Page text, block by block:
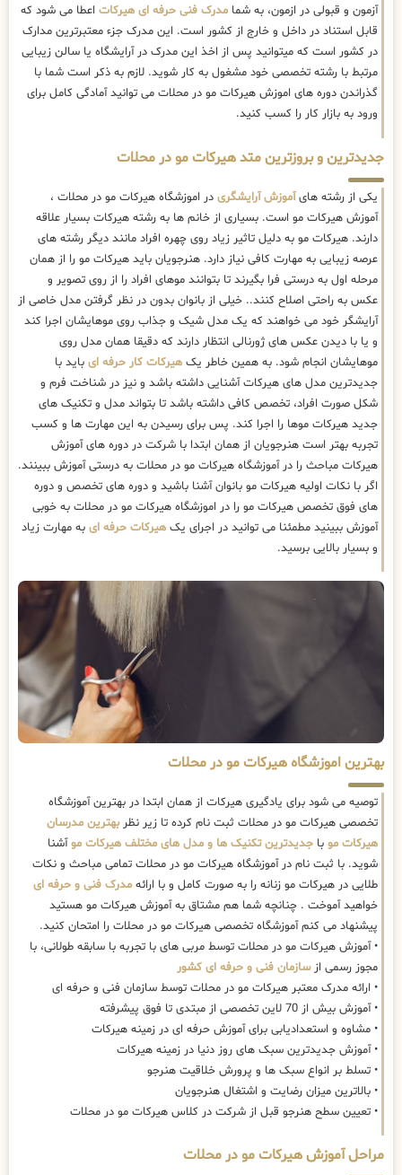
آزمون و قبولی در ازمون، به شما مدرک فنی حرفه ای هیرکات اعطا می شود که
قابل استناد در داخل و خارج از کشور است. این مدرک جزء معتبرترین مدارک
در کشور است که میتوانید پس از اخذ این مدرک در آرایشگاه یا سالن زیبایی
مرتبط با رشته تخصصی خود مشغول به کار شوید. لازم به ذکر است شما با
گذراندن دوره های اموزش هیرکات مو در محلات می توانید آمادگی کامل برای
ورود به بازار کار را کسب کنید.
جدیدترین و بروزترین متد هیرکات مو در محلات
یکی از رشته هایآموزش آرایشگری در اموزشگاه هیرکات مو در محلات ،
آموزش هیرکات مو است. بسیاری از خانم ها به رشته هیرکات بسیار علاقه
دارند. هیرکات مو به دلیل تاثیر زیاد روی چهره افراد مانند دیگر رشته های
عرصه زیبایی به مهارت کافی نیاز دارد. هنرجویان باید هیرکات مو را از همان
مرحله اول به درستی فرا بگیرند تا بتوانند موهای افراد را از روی تصویر و
عکس به راحتی اصلاح کنند.. خیلی از بانوان بدون در نظر گرفتن مدل خاصی از
آرایشگر خود می خواهند که یک مدل شیک و جذاب روی موهایشان اجرا کند
و یا با دیدن عکس های ژورنالی انتظار دارند که دقیقا همان مدل روی
موهایشان انجام شود. به همین خاطر یک هیرکات کار حرفه ای باید با
جدیدترین مدل های هیرکات آشنایی داشته باشد و نیز در شناخت فرم و
شکل صورت افراد، تخصص کافی داشته باشد تا بتواند مدل و تکنیک های
جدید هیرکات موها را اجرا کند. پس برای رسیدن به این مهارت ها و کسب
تجربه بهتر است هنرجویان از همان ابتدا با شرکت در دوره های آموزش
هیرکات مباحث را در آموزشگاه هیرکات مو در محلات به درستی آموزش ببینند.
اگر با نکات اولیه هیرکات مو بانوان آشنا باشید و دوره های تخصص و دوره
های فوق تخصص هیرکات مو را در اموزشگاه هیرکات مو در محلات به خوبی
آموزش ببینید مطمئنا می توانید در اجرای یک هیرکات حرفه ای به مهارت زیاد
و بسیار بالایی برسید.
بهترین اموزشگاه هیرکات مو در محلات
توصیه می شود برای یادگیری هیرکات از همان ابتدا در بهترین آموزشگاه
تخصصی هیرکات مو در محلات ثبت نام کرده تا زیر نظربهترین مدرسان
هیرکات مو با جدیدترین تکنیک ها و مدل های مختلف هیرکات موآشنا
شوید. با ثبت نام در آموزشگاه هیرکات مو در محلات تمامی مباحث و نکات
طلایی در هیرکات مو زنانه را به صورت کامل و با ارائه مدرک فنی و حرفه ای
خواهید آموخت . چنانچه شما هم مشتاق به آموزش هیرکات مو هستید
پیشنهاد می کنم آموزشگاه تخصصی هیرکات مو در محلات را امتحان کنید.
• آموزش هیرکات مو در محلات توسط مربی های با تجربه با سابقه طولانی، با
مجوز رسمی ازسازمان فنی و حرفه ای کشور
• ارائه مدرک معتبر هیرکات مو در محلات توسط سازمان فنی و حرفه ای
• آموزش بیش از 70 لاین تخصصی از مبتدی تا فوق پیشرفته
• مشاوه و استعدادیابی برای آموزش حرفه ای در زمینه هیرکات
• آموزش جدیدترین سبک های روز دنیا در زمینه هیرکات
• تسلط بر انواع سبک ها و پرورش خلاقیت هنرجو
• بالاترین میزان رضایت و اشتغال هنرجویان
• تعیین سطح هنرجو قبل از شرکت در کلاس هیرکات مو در محلات
مراحل آموزش هیرکات مو در محلات